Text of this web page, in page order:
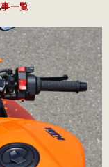
一覧